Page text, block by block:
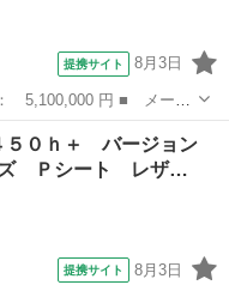
提携サイト 8月3日
ード名： ＮＸ３５０
ア枚数： 5D ■ ...
５０ｈ＋ バージョン
ズ Ｐシート レザ…
提携サイト 8月3日